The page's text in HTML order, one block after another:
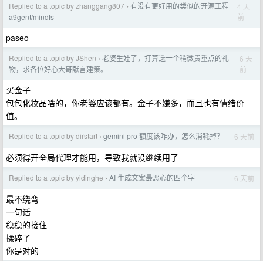
Replied to a topic by zhanggang807 › 有没有更好用的类似的开源工程
a9gent/mindfs
4 天
前
paseo
Replied to a topic by JShen › 老婆生娃了，打算送一个稍微贵重点的礼
物，求各位好心大哥献言建策。
6 天
前
买金子
包包化妆品啥的，你老婆应该都有。金子不嫌多，而且也有情绪价
值。
Replied to a topic by dirstart › gemini pro 额度该咋办，怎么消耗掉？ 6 天前
必须得开全局代理才能用，导致我就没继续用了
Replied to a topic by yidinghe › AI 生成文案最恶心的四个字 6 天前
最不绕弯
一句话
稳稳的接住
揉碎了
你是对的